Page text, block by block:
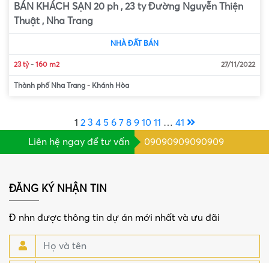
BÁN KHÁCH SẠN 20 ph , 23 ty Đường Nguyễn Thiện
Thuật , Nha Trang
NHÀ ĐẤT BÁN
23 tỷ- 160 m2 27/11/2022
Thành phố Nha Trang - Khánh Hòa
1 2 3 4 5 6 7 8 9 10 11 … 41
Liên hệ ngay để tư vấn
09090909090909
ĐĂNG KÝ NHẬN TIN
Đ nhn được thông tin dự án mới nhất và ưu đãi